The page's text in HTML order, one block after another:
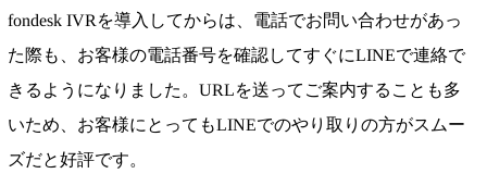
fondesk IVRを導入してからは、電話でお問い合わせがあっ
た際も、お客様の電話番号を確認してすぐにLINEで連絡で
きるようになりました。URLを送ってご案内することも多
いため、お客様にとってもLINEでのやり取りの方がスムー
ズだと好評です。